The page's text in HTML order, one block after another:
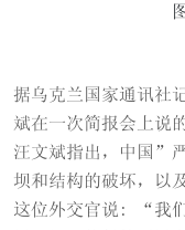
据乌克兰国家通讯社
斌在一次简报会上说的
汪文斌指出，中国”
坝和结构的破坏，以
这位外交官说: “我们